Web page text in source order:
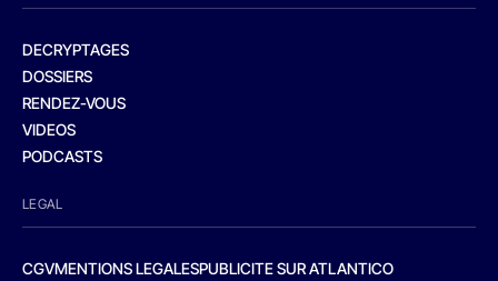
DECRYPTAGES
DOSSIERS
RENDEZ-VOUS
VIDEOS
PODCASTS
LEGAL
CGVMENTIONS LEGALESPUBLICITE SUR ATLANTICO